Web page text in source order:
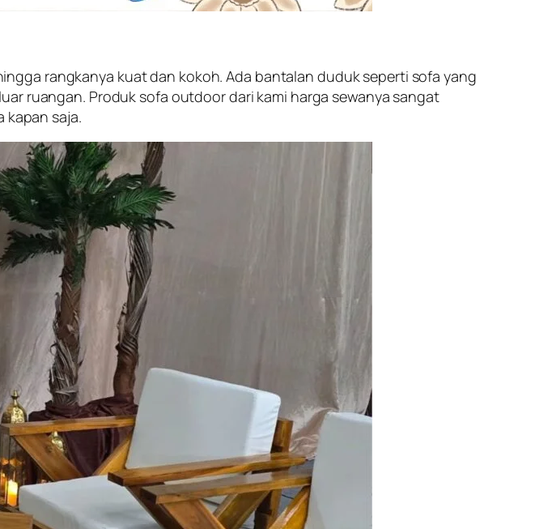
rangkanya kuat dan kokoh. Ada bantalan duduk seperti sofa yang
ruangan. Produk sofa outdoor dari kami harga sewanya sangat
kapan saja.